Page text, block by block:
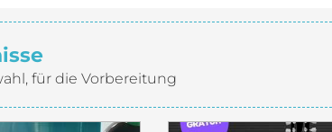
für die Vorbereitung